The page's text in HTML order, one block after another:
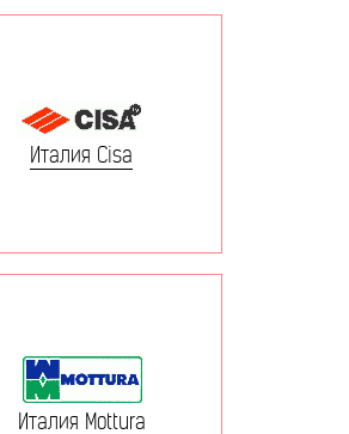
Италия Cisa
Италия Mottura